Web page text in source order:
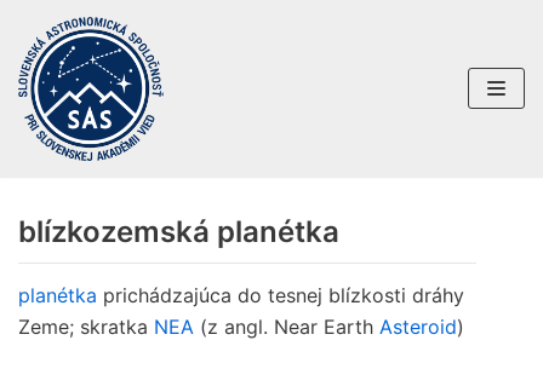
Preskočiť
na
obsah
blízkozemská planétka
planétka prichádzajúca do tesnej blízkosti dráhy
Zeme; skratka NEA (z angl. Near Earth Asteroid)